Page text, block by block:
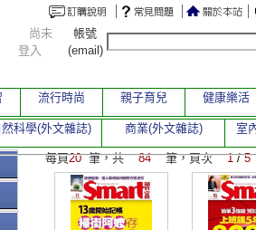
每頁20 筆，共 84 筆，頁次1/5
尚未
登入
帳號
(email)
流行時尚 親子育兒 健康樂活
然科學(外文雜誌) 商業(外文雜誌) 室